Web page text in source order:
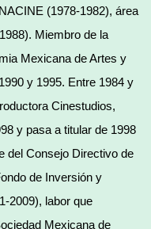
(1978-1982), área
Miembro de la
Mexicana de Artes y
y 1995. Entre 1984 y
Cinestudios,
y pasa a titular de 1998
del Consejo Directivo de
de Inversión y
2009), labor que
Mexicana de